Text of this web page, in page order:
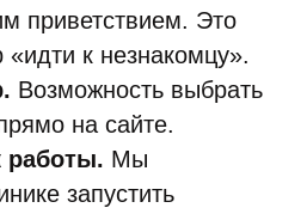
приветствием. Это
к незнакомцу».
Возможность выбрать
на сайте.
работы. Мы
запустить